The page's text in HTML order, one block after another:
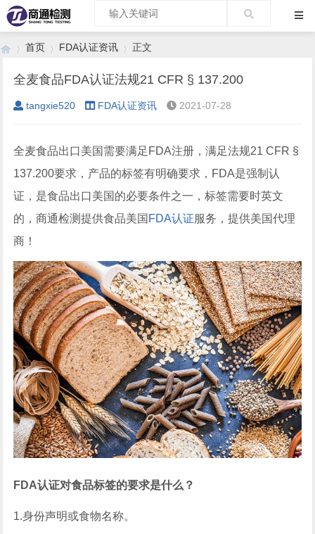
›
首页
›
FDA认证资讯
›
正文
全麦食品FDA认证法规21 CFR § 137.200
tangxie520 FDA认证资讯 2021-07-28
全麦食品出口美国需要满足FDA注册，满足法规21 CFR §
137.200要求，产品的标签有明确要求，FDA是强制认
证，是食品出口美国的必要条件之一，标签需要时英文
的，商通检测提供食品美国 FDA认证服务，提供美国代理
商！
FDA认证对食品标签的要求是什么？
1.身份声明或食物名称。